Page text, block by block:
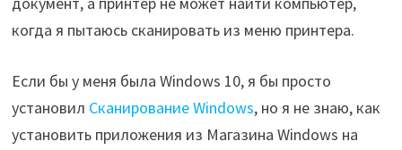
когда я пытаюсь сканировать из меню принтера.
Если бы у меня была Windows 10, я бы просто
установил Сканирование Windows, но я не знаю, как
установить приложения из Магазина Windows на